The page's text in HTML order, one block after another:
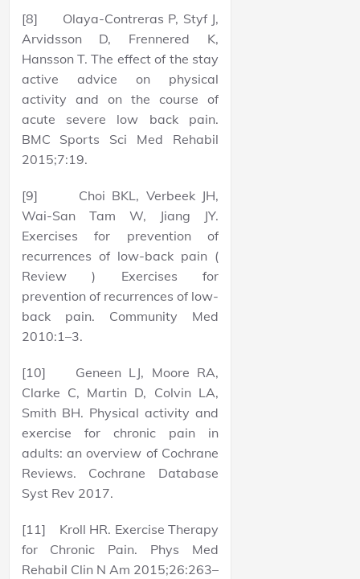
[8] Olaya-Contreras P, Styf J,
Arvidsson D, Frennered K,
Hansson T. The effect of the stay
active advice on physical
activity and on the course of
acute severe low back pain.
BMC Sports Sci Med Rehabil
2015;7:19.
[9] Choi BKL, Verbeek JH,
Wai-San Tam W, Jiang JY.
Exercises for prevention of
recurrences of low-back pain (
Review ) Exercises for
prevention of recurrences of low-
back pain. Community Med
2010:1–3.
[10] Geneen LJ, Moore RA,
Clarke C, Martin D, Colvin LA,
Smith BH. Physical activity and
exercise for chronic pain in
adults: an overview of Cochrane
Reviews. Cochrane Database
Syst Rev 2017.
[11] Kroll HR. Exercise Therapy
for Chronic Pain. Phys Med
Rehabil Clin N Am 2015;26:263–